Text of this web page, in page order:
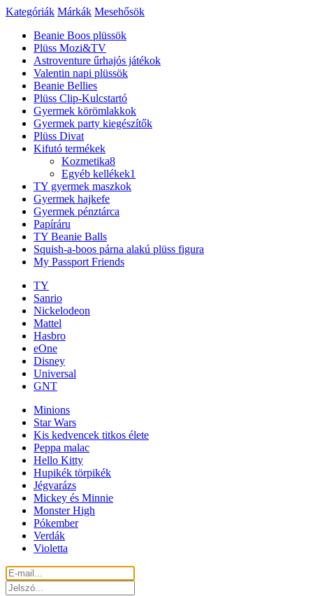
Kategóriák Márkák Mesehősök
Beanie Boos plüssök
Plüss Mozi&TV
Astroventure űrhajós játékok
Valentin napi plüssök
Beanie Bellies
Plüss Clip-Kulcstartó
Gyermek körömlakkok
Gyermek party kiegészítők
Plüss Divat
Kifutó termékek
Kozmetika8
Egyéb kellékek1
TY gyermek maszkok
Gyermek hajkefe
Gyermek pénztárca
Papíráru
TY Beanie Balls
Squish-a-boos párna alakú plüss figura
My Passport Friends
TY
Sanrio
Nickelodeon
Mattel
Hasbro
eOne
Disney
Universal
GNT
Minions
Star Wars
Kis kedvencek titkos élete
Peppa malac
Hello Kitty
Hupikék törpikék
Jégvarázs
Mickey és Minnie
Monster High
Pókember
Verdák
Violetta